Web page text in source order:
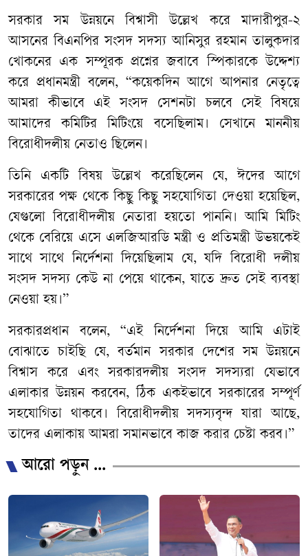
সরকার সম উন্নয়নে বিশ্বাসী উল্লেখ করে মাদারীপুর-২
আসনের বিএনপির সংসদ সদস্য আনিসুর রহমান তালুকদার
খোকনের এক সম্পূরক প্রশ্নের জবাবে স্পিকারকে উদ্দেশ্য
করে প্রধানমন্ত্রী বলেন, “কয়েকদিন আগে আপনার নেতৃত্বে
আমরা কীভাবে এই সংসদ সেশনটা চলবে সেই বিষয়ে
আমাদের কমিটির মিটিংয়ে বসেছিলাম। সেখানে মাননীয়
বিরোধীদলীয় নেতাও ছিলেন।
তিনি একটি বিষয় উল্লেখ করেছিলেন যে, ঈদের আগে
সরকারের পক্ষ থেকে কিছু কিছু সহযোগিতা দেওয়া হয়েছিল,
যেগুলো বিরোধীদলীয় নেতারা হয়তো পাননি। আমি মিটিং
থেকে বেরিয়ে এসে এলজিআরডি মন্ত্রী ও প্রতিমন্ত্রী উভয়কেই
সাথে সাথে নির্দেশনা দিয়েছিলাম যে, যদি বিরোধী দলীয়
সংসদ সদস্য কেউ না পেয়ে থাকেন, যাতে দ্রুত সেই ব্যবস্থা
নেওয়া হয়।”
সরকারপ্রধান বলেন, “এই নির্দেশনা দিয়ে আমি এটাই
বোঝাতে চাইছি যে, বর্তমান সরকার দেশের সম উন্নয়নে
বিশ্বাস করে এবং সরকারদলীয় সংসদ সদস্যরা যেভাবে
এলাকার উন্নয়ন করবেন, ঠিক একইভাবে সরকারের সম্পূর্ণ
সহযোগিতা থাকবে। বিরোধীদলীয় সদস্যবৃন্দ যারা আছে,
তাদের এলাকায় আমরা সমানভাবে কাজ করার চেষ্টা করব।”
আরো পড়ুন ...